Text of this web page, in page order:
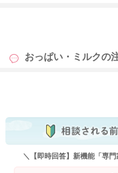
おっぱい・ミルクの
＼【即時回答】新機能「専